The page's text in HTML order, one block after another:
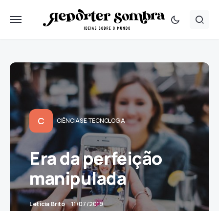
C CIÊNCIAS E TECNOLOGIA
Era da perfeição
manipulada
Letícia Brito 11/07/2019